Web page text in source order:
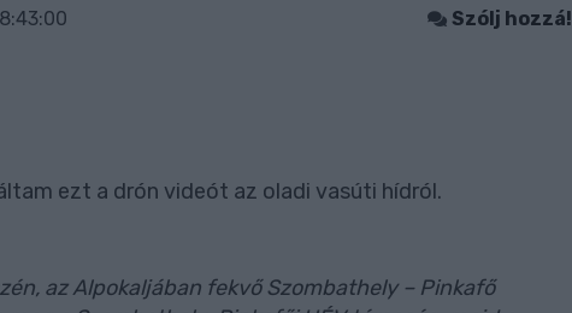
Szólj hozzá!
ezt a drón videót az oladi vasúti hídról.
az Alpokaljában fekvő Szombathely – Pinkafő